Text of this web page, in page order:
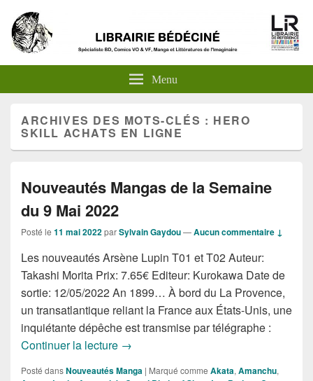
Menu
ARCHIVES DES MOTS-CLÉS : HERO
SKILL ACHATS EN LIGNE
Nouveautés Mangas de la Semaine
du 9 Mai 2022
Posté le 11 mai 2022parSylvain Gaydou—Aucun commentaire ↓
Les nouveautés Arsène Lupin T01 et T02 Auteur:
Takashi Morita Prix: 7.65€ Editeur: Kurokawa Date de
sortie: 12/05/2022 An 1899… À bord du La Provence,
un transatlantique reliant la France aux États-Unis, une
inquiétante dépêche est transmise par télégraphe :
Continuer la lecture Nouveautés Mangas de la Semaine
→
Posté dansNouveautés Manga | Marqué comme Akata, Amanchu,